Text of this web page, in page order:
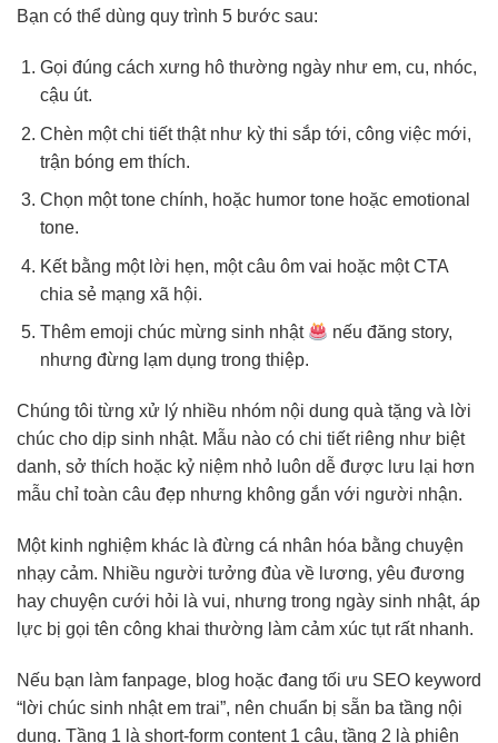
Bạn có thể dùng quy trình 5 bước sau:
Gọi đúng cách xưng hô thường ngày như em, cu, nhóc,
cậu út.
Chèn một chi tiết thật như kỳ thi sắp tới, công việc mới,
trận bóng em thích.
Chọn một tone chính, hoặc humor tone hoặc emotional
tone.
Kết bằng một lời hẹn, một câu ôm vai hoặc một CTA
chia sẻ mạng xã hội.
Thêm emoji chúc mừng sinh nhật
nếu đăng story,
nhưng đừng lạm dụng trong thiệp.
Chúng tôi từng xử lý nhiều nhóm nội dung quà tặng và lời
chúc cho dịp sinh nhật. Mẫu nào có chi tiết riêng như biệt
danh, sở thích hoặc kỷ niệm nhỏ luôn dễ được lưu lại hơn
mẫu chỉ toàn câu đẹp nhưng không gắn với người nhận.
Một kinh nghiệm khác là đừng cá nhân hóa bằng chuyện
nhạy cảm. Nhiều người tưởng đùa về lương, yêu đương
hay chuyện cưới hỏi là vui, nhưng trong ngày sinh nhật, áp
lực bị gọi tên công khai thường làm cảm xúc tụt rất nhanh.
Nếu bạn làm fanpage, blog hoặc đang tối ưu SEO keyword
“lời chúc sinh nhật em trai”, nên chuẩn bị sẵn ba tầng nội
dung. Tầng 1 là short-form content 1 câu, tầng 2 là phiên